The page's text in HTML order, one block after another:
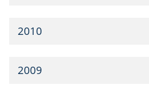
2010
2009